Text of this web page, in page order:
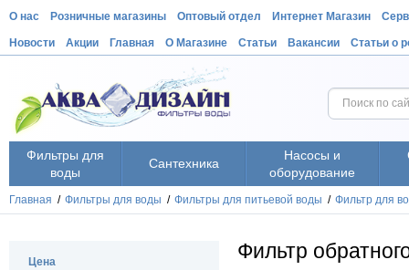
О нас Розничные магазины Оптовый отдел Интернет Магазин
Новости Акции Главная О Магазине Статьи Вакансии Статьи о
Фильтры для
воды
Сантехника
Насосы и
оборудование
Главная / Фильтры для воды / Фильтры для питьевой воды / Фильтр для
Цена Фильтр